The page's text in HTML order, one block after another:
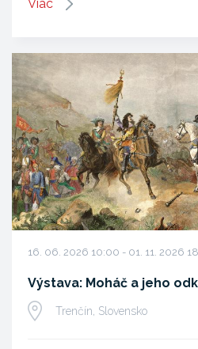
Viac
16. 06. 2026 10:00 - 01. 11. 2026
Výstava: Moháč a jeho
Trenčín, Slovensko